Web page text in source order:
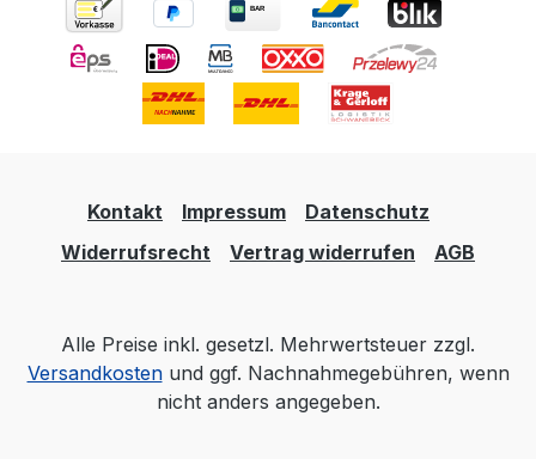
Kontakt Impressum
Datenschutz
Widerrufsrecht
Vertrag widerrufen AGB
Alle Preise inkl. gesetzl. Mehrwertsteuer zzgl.
Versandkostenund ggf. Nachnahmegebühren, wenn
nicht anders angegeben.